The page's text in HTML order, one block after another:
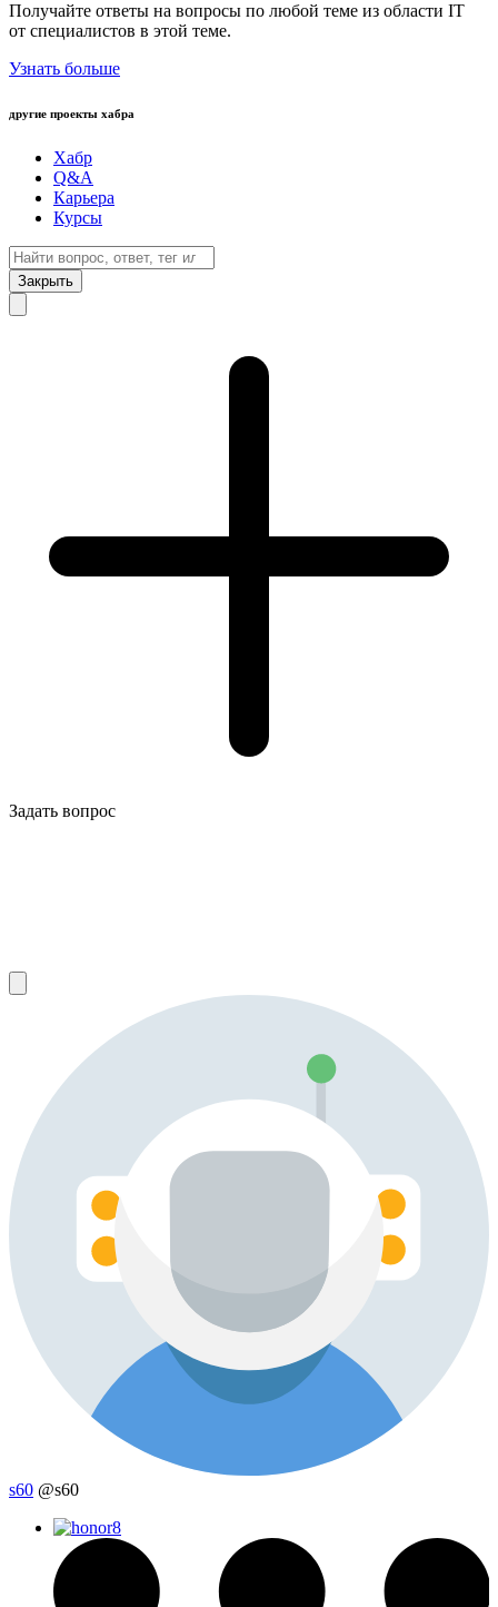
Получайте ответы на вопросы по любой теме из области IT
от специалистов в этой теме.
Узнать больше
другие проекты хабра
Хабр
Q&A
Карьера
Курсы
Закрыть
Задать вопрос
s60 @s60